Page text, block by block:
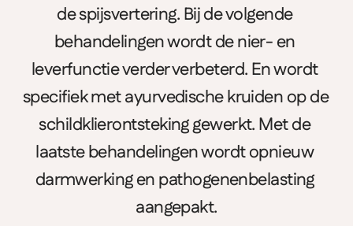
de spijsvertering. Bij de volgende
behandelingen wordt de nier- en
leverfunctie verder verbeterd. En wordt
specifiek met ayurvedische kruiden op de
schildklierontsteking gewerkt. Met de
laatste behandelingen wordt opnieuw
darmwerking en pathogenenbelasting
aangepakt.